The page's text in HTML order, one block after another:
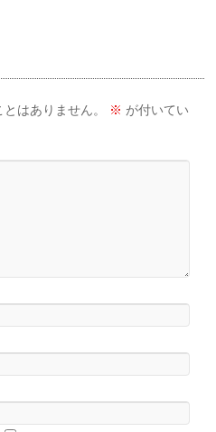
はありません。 ※ が付いてい